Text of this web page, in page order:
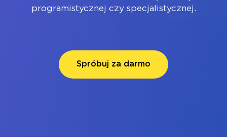
programistycznej czy specjalistycznej.
Spróbuj za darmo